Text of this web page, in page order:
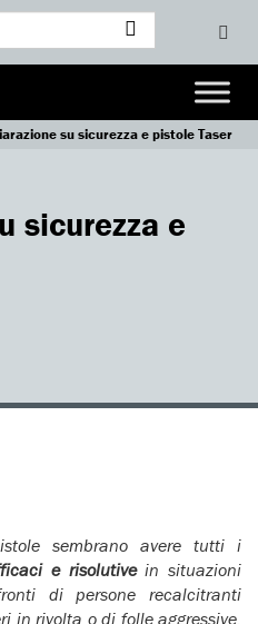
su sicurezza e pistole Taser
sicurezza e
sembrano avere tutti i
e risolutivein situazioni
di persone recalcitranti
in rivolta o di folle aggressive.